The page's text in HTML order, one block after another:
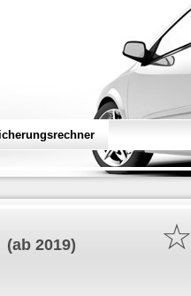
☆
(ab 2019)